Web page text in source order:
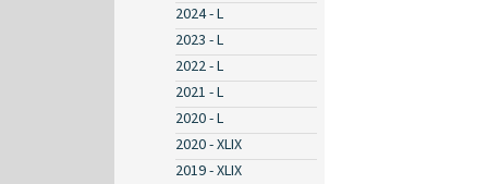
2024 - L
2023 - L
2022 - L
2021 - L
2020 - L
2020 - XLIX
2019 - XLIX